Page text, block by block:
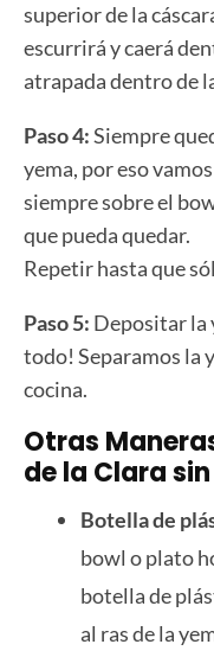
superior de la
escurrirá y caerá
atrapada dentro de
Paso 4:Siempre
yema, por eso
siempre sobre el
que pueda quedar.
Repetir hasta que
Paso 5: Depositar la
todo! Separamos la
cocina.
Otras
de la Clara
Botella de
bowl o plato
botella de
al ras de la